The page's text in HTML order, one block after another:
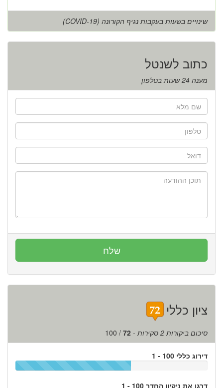
שינויים בשעות בעקבות נגיף הקורונה (COVID-19)
כתוב לשנטל
מענה 24 שעות בטלפון
ציון כללי
סיכום ביקורות 2 סקירות -
72
/
100
דירוג כללי 100 - 1
דרגו את ניקיון החדר 100 - 1